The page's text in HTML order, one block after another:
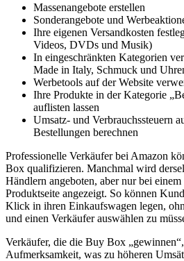
Massenangebote erstellen
Sonderangebote und
Ihre eigenen Versandkosten
Videos, DVDs und Musik)
In eingeschränkten Kategorien
Made in Italy, Schmuck und
Werbetools auf der Website
Ihre Produkte in der Kategorie
auflisten lassen
Umsatz- und Verbrauchssteuern
Bestellungen berechnen
Professionelle Verkäufer bei Amazon
Box qualifizieren. Manchmal wird
Händlern angeboten, aber nur bei
Produktseite angezeigt. So können
Klick in ihren Einkaufswagen legen,
und einen Verkäufer auswählen zu
Verkäufer, die die Buy Box
Aufmerksamkeit, was zu höheren